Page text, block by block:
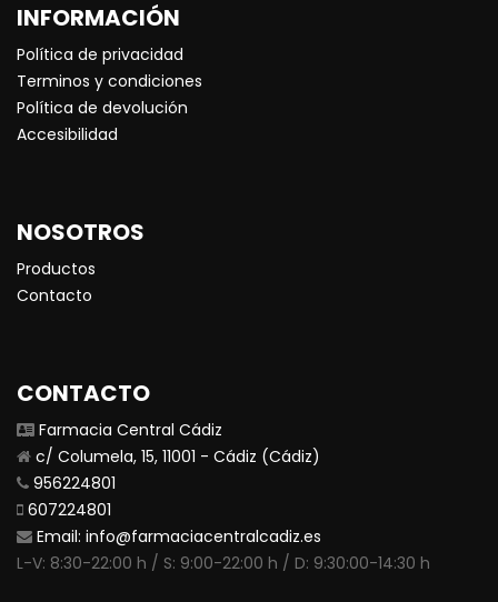
INFORMACIÓN
Política de privacidad
Terminos y condiciones
Política de devolución
Accesibilidad
NOSOTROS
Productos
Contacto
CONTACTO
Farmacia Central Cádiz
c/ Columela, 15, 11001 - Cádiz (Cádiz)
956224801
607224801
Email: info@farmaciacentralcadiz.es
L-V: 8:30-22:00 h / S: 9:00-22:00 h / D: 9:30:00-14:30 h